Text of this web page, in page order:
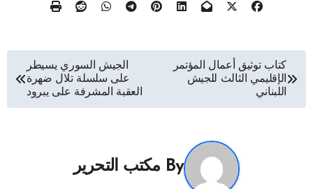
تصفّح
المقالات
كتاب توثيق أعمال المؤتمر
الإقليمي الثالث للجيش
اللبناني
الجيش السوري يسيطر
على سلسلة تلال ضهرة
العقبة المشرفة على يبرود
By مكتب التحرير